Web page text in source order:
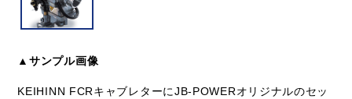
▲サンプル画像
KEIHINN FCRキャブレターにJB-POWERオリジナルのセッ